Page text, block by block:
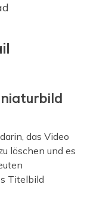
das Video
löschen und es
Titelbild